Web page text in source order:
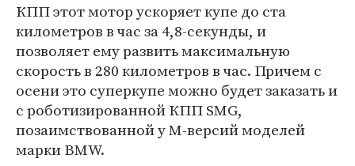
КПП этот мотор ускоряет купе до ста
километров в час за 4,8-секунды, и
позволяет ему развить максимальную
скорость в 280 километров в час. Причем с
осени это суперкупе можно будет заказать и
с роботизированной КПП SMG,
позаимствованной у М-версий моделей
марки BMW.